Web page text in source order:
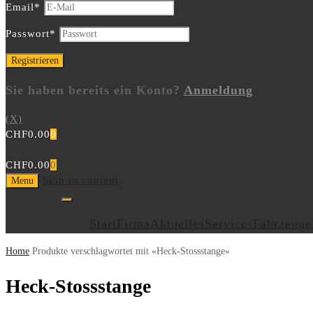
Email*
Passwort*
Sie haben bereits ein Konto? Anmeldung
(X)
CHF0.000
CHF0.000
Menu
Home Produkte verschlagwortet mit «Heck-Stossstange»
Heck-Stossstange